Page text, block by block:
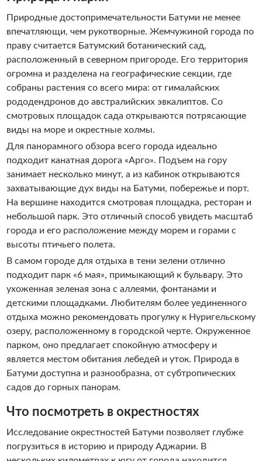
Природные достопримечательности Батуми не менее
впечатляющи, чем рукотворные. Жемчужиной города по
праву считается Батумский ботанический сад,
расположенный в северном пригороде. Его территория
огромна и разделена на географические секции, где
собраны растения со всего мира: от гималайских
рододендронов до австралийских эвкалиптов. Со
смотровых площадок сада открываются потрясающие
виды на море и окрестные холмы.
Для панорамного обзора всего города идеально
подходит канатная дорога «Арго». Подъем на гору
занимает несколько минут, а из кабинок открываются
захватывающие дух виды на Батуми, побережье и порт.
На вершине находится смотровая площадка, ресторан и
небольшой парк. Это отличный способ увидеть масштаб
города и его расположение между морем и горами с
высоты птичьего полета.
В самом городе для отдыха в тени зелени отлично
подходит парк «6 мая», примыкающий к бульвару. Это
ухоженная зеленая зона с аллеями, фонтанами и
детскими площадками. Любителям более уединенного
отдыха можно рекомендовать прогулку к Нуригельскому
озеру, расположенному в городской черте. Окруженное
парком, оно предлагает спокойную атмосферу и
является местом обитания лебедей и уток. Природа в
Батуми доступна и разнообразна, от субтропических
садов до горных панорам.
Что посмотреть в окрестностях
Исследование окрестностей Батуми позволяет глубже
погрузиться в историю и природу Аджарии. В